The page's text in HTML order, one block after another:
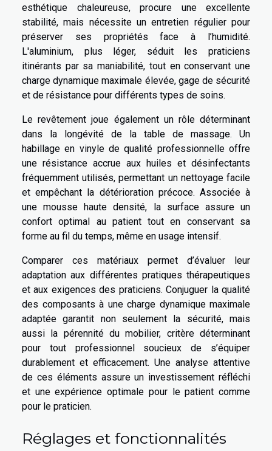
esthétique chaleureuse, procure une excellente
stabilité, mais nécessite un entretien régulier pour
préserver ses propriétés face à l’humidité.
L'aluminium, plus léger, séduit les praticiens
itinérants par sa maniabilité, tout en conservant une
charge dynamique maximale élevée, gage de sécurité
et de résistance pour différents types de soins.
Le revêtement joue également un rôle déterminant
dans la longévité de la table de massage. Un
habillage en vinyle de qualité professionnelle offre
une résistance accrue aux huiles et désinfectants
fréquemment utilisés, permettant un nettoyage facile
et empêchant la détérioration précoce. Associée à
une mousse haute densité, la surface assure un
confort optimal au patient tout en conservant sa
forme au fil du temps, même en usage intensif.
Comparer ces matériaux permet d’évaluer leur
adaptation aux différentes pratiques thérapeutiques
et aux exigences des praticiens. Conjuguer la qualité
des composants à une charge dynamique maximale
adaptée garantit non seulement la sécurité, mais
aussi la pérennité du mobilier, critère déterminant
pour tout professionnel soucieux de s’équiper
durablement et efficacement. Une analyse attentive
de ces éléments assure un investissement réfléchi
et une expérience optimale pour le patient comme
pour le praticien.
Réglages et fonctionnalités